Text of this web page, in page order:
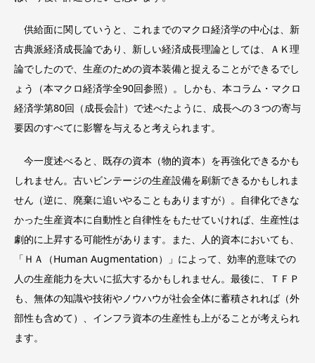
供給面に関していうと、これまでのマクロ経済学の中心は、新
古典派経済成長論であり、新しい経済成長理論としては、ＡＫ理
論でしたので、生産のための資本装備と捉えることができるでし
ょう（本マクロ経済学全90回参照）。しかも、本コラム・マクロ
経済学第80回（成長会計）で述べたように、成長への３つの寄与
要因のすべてに影響を与えると考えられます。
今一度述べると、既存の資本（物的資本）を再強化できるかも
しれません。古いビンテージの生産設備を刷新できるかもしれま
せん（逆に、廃棄に追いやることもありますが）。自律化できな
かった生産資本に自動性と自律性をもたせていければ、生産性は
劇的に上昇する可能性があります。また、人的資本においても、
「ＨＡ（Human Augmentation）」によって、効率的意味での
人の生産能力を大いに拡大するかもしれません。最後に、ＴＦＰ
も、無体の知識や技術やノウハウが社会全体に蓄積されれば（外
部性も含めて）、インフラ資本の生産性も上がることが考えられ
ます。